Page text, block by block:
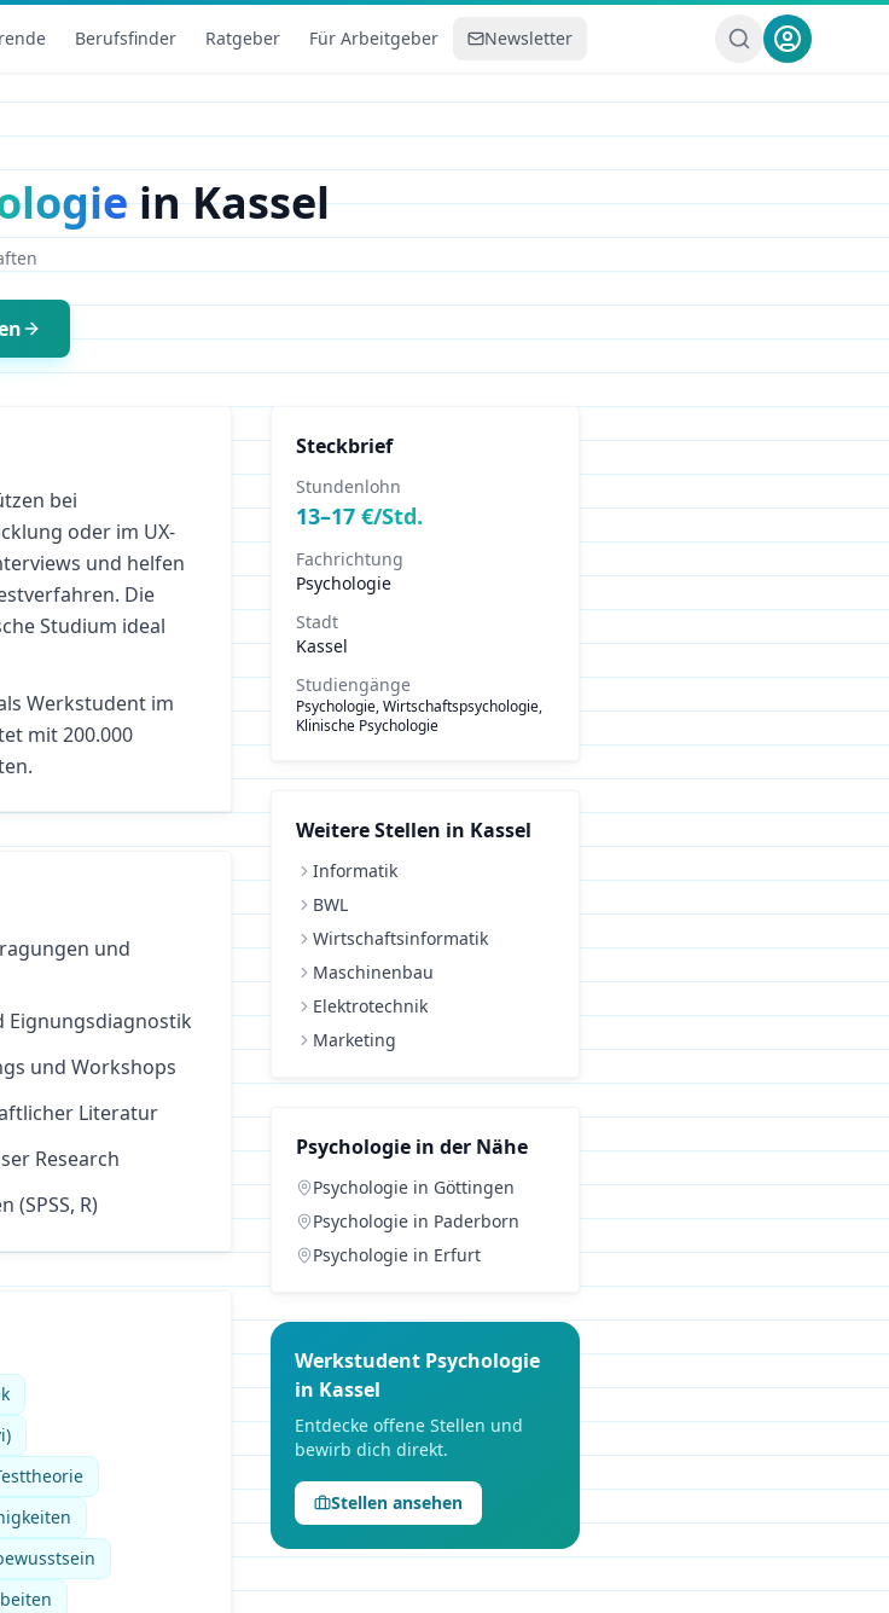
Berufsfinder Ratgeber Für Arbeitgeber Newsletter
inKassel
bei
oder im UX-
und helfen
Die
Studium ideal
Werkstudent im
mit 200.000
und
Eignungsdiagnostik
und Workshops
Literatur
Research
R)
Steckbrief
Stundenlohn
13–17 €/Std.
Fachrichtung
Psychologie
Stadt
Kassel
Studiengänge
Psychologie, Wirtschaftspsychologie,
Klinische Psychologie
Weitere Stellen in Kassel
Informatik
BWL
Wirtschaftsinformatik
Maschinenbau
Elektrotechnik
Marketing
Psychologie in der Nähe
Psychologie in Göttingen
Psychologie in Paderborn
Psychologie in Erfurt
Werkstudent Psychologie
in Kassel
Entdecke offene Stellen und
bewirb dich direkt.
Stellen ansehen